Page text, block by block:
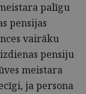
palīgu
pensijas
vairāku
pensiju
meistara
ja persona